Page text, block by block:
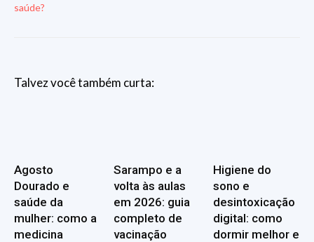
saúde?
Talvez você também curta:
Agosto
Dourado e
saúde da
mulher: como a
medicina
Sarampo e a
volta às aulas
em 2026: guia
completo de
vacinação
Higiene do
sono e
desintoxicação
digital: como
dormir melhor e